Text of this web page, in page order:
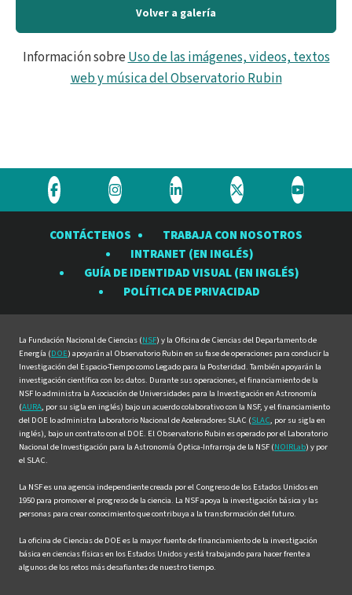
Volver a galería
Información sobreUso de las imágenes, videos, textos
web y música del Observatorio Rubin
Visite
Observatorio
Visite
Observatorio
Rubin
en
Visite
Observatorio
Rubin
en
Visite
Observatorio
Rubin
en
Visite
Rubin
en
CONTÁCTENOS
TRABAJA CON NOSOTROS
INTRANET (EN INGLÉS)
GUÍA DE IDENTIDAD VISUAL (EN INGLÉS)
POLÍTICA DE PRIVACIDAD
La Fundación Nacional de Ciencias (NSF) y la Oficina de Ciencias del Departamento de
Energía (DOE) apoyarán al Observatorio Rubin en su fase de operaciones para conducir la
Investigación del Espacio-Tiempo como Legado para la Posteridad. También apoyarán la
investigación científica con los datos. Durante sus operaciones, el financiamiento de la
NSF lo administra la Asociación de Universidades para la Investigación en Astronomía
(AURA, por su sigla en inglés) bajo un acuerdo colaborativo con la NSF, y el financiamiento
del DOE lo administra Laboratorio Nacional de Aceleradores SLAC (SLAC, por su sigla en
inglés), bajo un contrato con el DOE. El Observatorio Rubin es operado por el Laboratorio
Nacional de Investigación para la Astronomía Óptica-Infrarroja de la NSF (NOIRLab) y por
el SLAC.
La NSF es una agencia independiente creada por el Congreso de los Estados Unidos en
1950 para promover el progreso de la ciencia. La NSF apoya la investigación básica y las
personas para crear conocimiento que contribuya a la transformación del futuro.
La oficina de Ciencias de DOE es la mayor fuente de financiamiento de la investigación
básica en ciencias físicas en los Estados Unidos y está trabajando para hacer frente a
algunos de los retos más desafiantes de nuestro tiempo.